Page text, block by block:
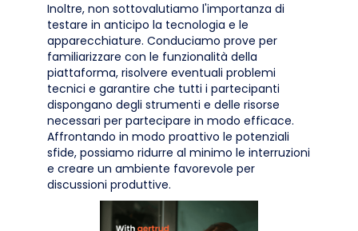
Inoltre, non sottovalutiamo l'importanza di
testare in anticipo la tecnologia e le
apparecchiature. Conduciamo prove per
familiarizzare con le funzionalità della
piattaforma, risolvere eventuali problemi
tecnici e garantire che tutti i partecipanti
dispongano degli strumenti e delle risorse
necessari per partecipare in modo efficace.
Affrontando in modo proattivo le potenziali
sfide, possiamo ridurre al minimo le interruzioni
e creare un ambiente favorevole per
discussioni produttive.